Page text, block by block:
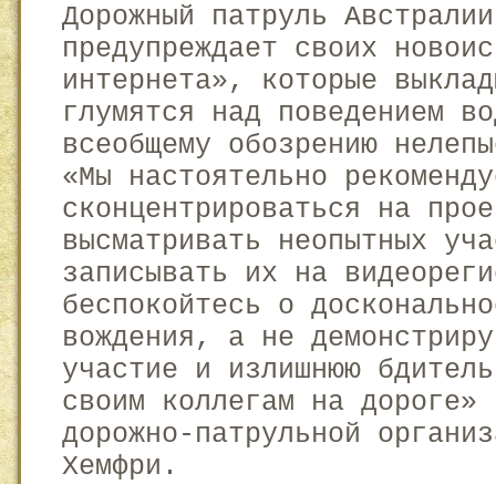
Дорожный патруль
предупреждает своих
интернета», которые
глумятся над поведением
всеобщему обозрению
«Мы настоятельно
сконцентрироваться на
высматривать неопытных
записывать их на
беспокойтесь о
вождения, а не
участие и излишнюю
своим коллегам на
дорожно-патрульной
Хемфри.